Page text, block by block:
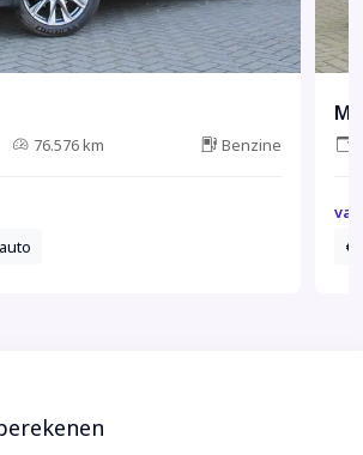
76.576 km Benzine
va.
€